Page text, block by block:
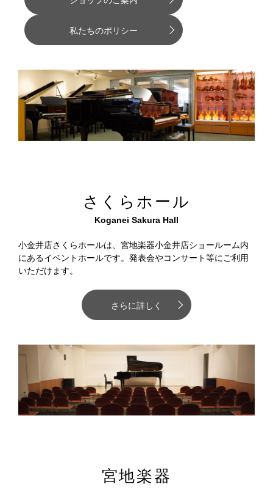
私たちのポリシー
さくらホール
Koganei Sakura Hall
小金井店さくらホールは、宮地楽器小金井店ショールーム内
にあるイベントホールです。発表会やコンサート等にご利用
いただけます。
さらに詳しく
宮地楽器